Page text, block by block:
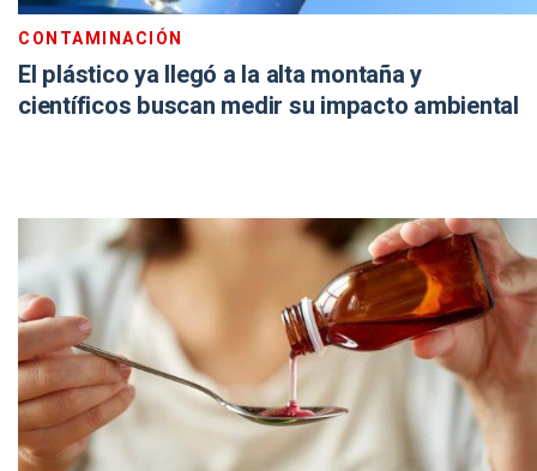
CONTAMINACIÓN
El plástico ya llegó a la alta montaña y
científicos buscan medir su impacto ambiental